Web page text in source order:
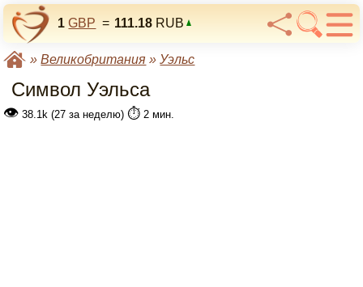
1 GBP = 111.18 RUB
»Великобритания »Уэльс
Символ Уэльса
👁 38.1k (27 за неделю) ⏱️ 2 мин.